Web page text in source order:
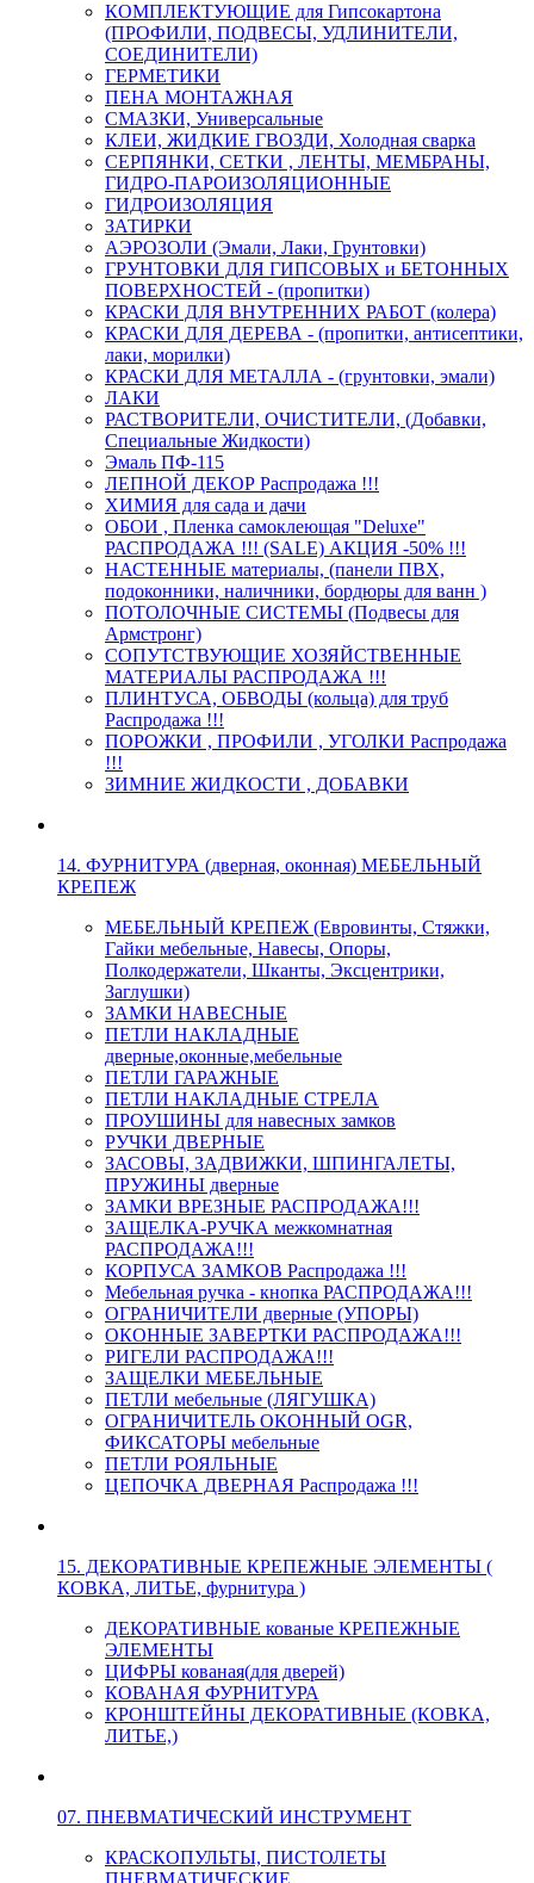
КОМПЛЕКТУЮЩИЕ для Гипсокартона
(ПРОФИЛИ, ПОДВЕСЫ, УДЛИНИТЕЛИ,
СОЕДИНИТЕЛИ)
ГЕРМЕТИКИ
ПЕНА МОНТАЖНАЯ
СМАЗКИ, Универсальные
КЛЕИ, ЖИДКИЕ ГВОЗДИ, Холодная сварка
СЕРПЯНКИ, СЕТКИ , ЛЕНТЫ, МЕМБРАНЫ,
ГИДРО-ПАРОИЗОЛЯЦИОННЫЕ
ГИДРОИЗОЛЯЦИЯ
ЗАТИРКИ
АЭРОЗОЛИ (Эмали, Лаки, Грунтовки)
ГРУНТОВКИ ДЛЯ ГИПСОВЫХ и БЕТОННЫХ
ПОВЕРХНОСТЕЙ - (пропитки)
КРАСКИ ДЛЯ ВНУТРЕННИХ РАБОТ (колера)
КРАСКИ ДЛЯ ДЕРЕВА - (пропитки, антисептики,
лаки, морилки)
КРАСКИ ДЛЯ МЕТАЛЛА - (грунтовки, эмали)
ЛАКИ
РАСТВОРИТЕЛИ, ОЧИСТИТЕЛИ, (Добавки,
Специальные Жидкости)
Эмаль ПФ-115
ЛЕПНОЙ ДЕКОР Распродажа !!!
ХИМИЯ для сада и дачи
ОБОИ , Пленка самоклеющая "Deluxe"
РАСПРОДАЖА !!! (SALE) АКЦИЯ -50% !!!
НАСТЕННЫЕ материалы, (панели ПВХ,
подоконники, наличники, бордюры для ванн )
ПОТОЛОЧНЫЕ СИСТЕМЫ (Подвесы для
Армстронг)
СОПУТСТВУЮЩИЕ ХОЗЯЙСТВЕННЫЕ
МАТЕРИАЛЫ РАСПРОДАЖА !!!
ПЛИНТУСА, ОБВОДЫ (кольца) для труб
Распродажа !!!
ПОРОЖКИ , ПРОФИЛИ , УГОЛКИ Распродажа
!!!
ЗИМНИЕ ЖИДКОСТИ , ДОБАВКИ
14. ФУРНИТУРА (дверная, оконная) МЕБЕЛЬНЫЙ
КРЕПЕЖ
МЕБЕЛЬНЫЙ КРЕПЕЖ (Евровинты, Стяжки,
Гайки мебельные, Навесы, Опоры,
Полкодержатели, Шканты, Эксцентрики,
Заглушки)
ЗАМКИ НАВЕСНЫЕ
ПЕТЛИ НАКЛАДНЫЕ
дверные,оконные,мебельные
ПЕТЛИ ГАРАЖНЫЕ
ПЕТЛИ НАКЛАДНЫЕ СТРЕЛА
ПРОУШИНЫ для навесных замков
РУЧКИ ДВЕРНЫЕ
ЗАСОВЫ, ЗАДВИЖКИ, ШПИНГАЛЕТЫ,
ПРУЖИНЫ дверные
ЗАМКИ ВРЕЗНЫЕ РАСПРОДАЖА!!!
ЗАЩЕЛКА-РУЧКА межкомнатная
РАСПРОДАЖА!!!
КОРПУСА ЗАМКОВ Распродажа !!!
Мебельная ручка - кнопка РАСПРОДАЖА!!!
ОГРАНИЧИТЕЛИ дверные (УПОРЫ)
ОКОННЫЕ ЗАВЕРТКИ РАСПРОДАЖА!!!
РИГЕЛИ РАСПРОДАЖА!!!
ЗАЩЕЛКИ МЕБЕЛЬНЫЕ
ПЕТЛИ мебельные (ЛЯГУШКА)
ОГРАНИЧИТЕЛЬ ОКОННЫЙ OGR,
ФИКСАТОРЫ мебельные
ПЕТЛИ РОЯЛЬНЫЕ
ЦЕПОЧКА ДВЕРНАЯ Распродажа !!!
15. ДЕКОРАТИВНЫЕ КРЕПЕЖНЫЕ ЭЛЕМЕНТЫ (
КОВКА, ЛИТЬЕ, фурнитура )
ДЕКОРАТИВНЫЕ кованые КРЕПЕЖНЫЕ
ЭЛЕМЕНТЫ
ЦИФРЫ кованая(для дверей)
КОВАНАЯ ФУРНИТУРА
КРОНШТЕЙНЫ ДЕКОРАТИВНЫЕ (КОВКА,
ЛИТЬЕ,)
07. ПНЕВМАТИЧЕСКИЙ ИНСТРУМЕНТ
КРАСКОПУЛЬТЫ, ПИСТОЛЕТЫ
ПНЕВМАТИЧЕСКИЕ